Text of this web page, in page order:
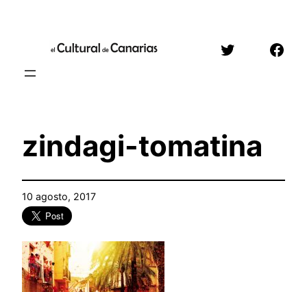
contenido
Twitter
zindagi-tomatina
10 agosto, 2017